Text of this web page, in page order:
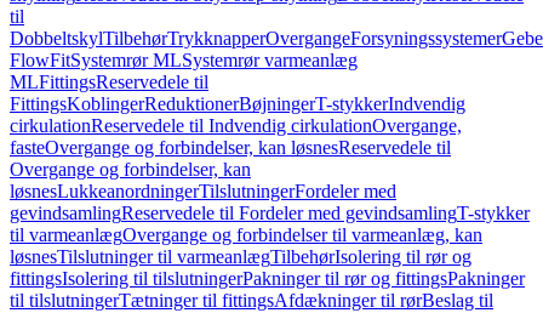
til
DobbeltskylTilbehørTrykknapperOvergangeForsyningssystemer
FlowFitSystemrør MLSystemrør varmeanlæg
MLFittingsReservedele til
FittingsKoblingerReduktionerBøjningerT-stykkerIndvendig
cirkulationReservedele til Indvendig cirkulationOvergange,
fasteOvergange og forbindelser, kan løsnesReservedele til
Overgange og forbindelser, kan
løsnesLukkeanordningerTilslutningerFordeler med
gevindsamlingReservedele til Fordeler med gevindsamlingT-stykker
til varmeanlægOvergange og forbindelser til varmeanlæg, kan
løsnesTilslutninger til varmeanlægTilbehørIsolering til rør og
fittingsIsolering til tilslutningerPakninger til rør og fittingsPakninger
til tilslutningerTætninger til fittingsAfdækninger til rørBeslag til